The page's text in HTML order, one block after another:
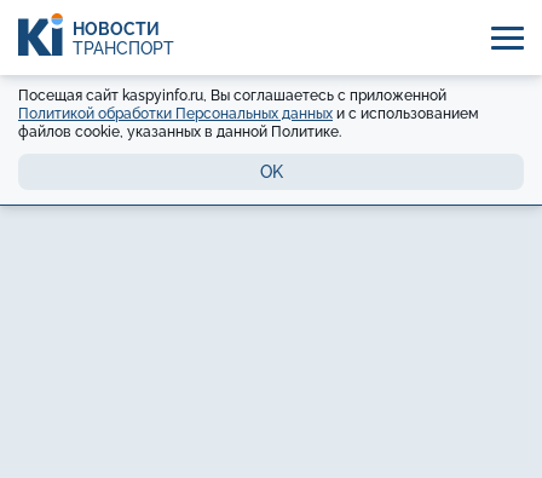
НОВОСТИ
ТРАНСПОРТ
Посещая сайт kaspyinfo.ru, Вы соглашаетесь с приложенной
Политикой обработки Персональных данных и с использованием
файлов cookie, указанных в данной Политике.
OK